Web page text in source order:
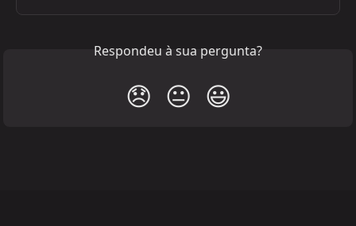
Respondeu à sua pergunta?
😞 😐 😃